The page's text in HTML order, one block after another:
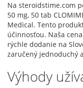
Na steroidstime.com
50 mg, 50 tab
Medical. Tento
účinnosťou. Naša
rýchle dodanie na
zaručený jednoduchý
Výhody